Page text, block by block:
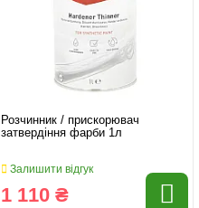
Розчинник / прискорювач
затвердіння фарби 1л
Залишити відгук
1 110 ₴